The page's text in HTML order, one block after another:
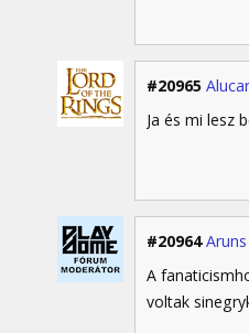
#20965
Ja és mi lesz
#20964 Aruns
A
voltak